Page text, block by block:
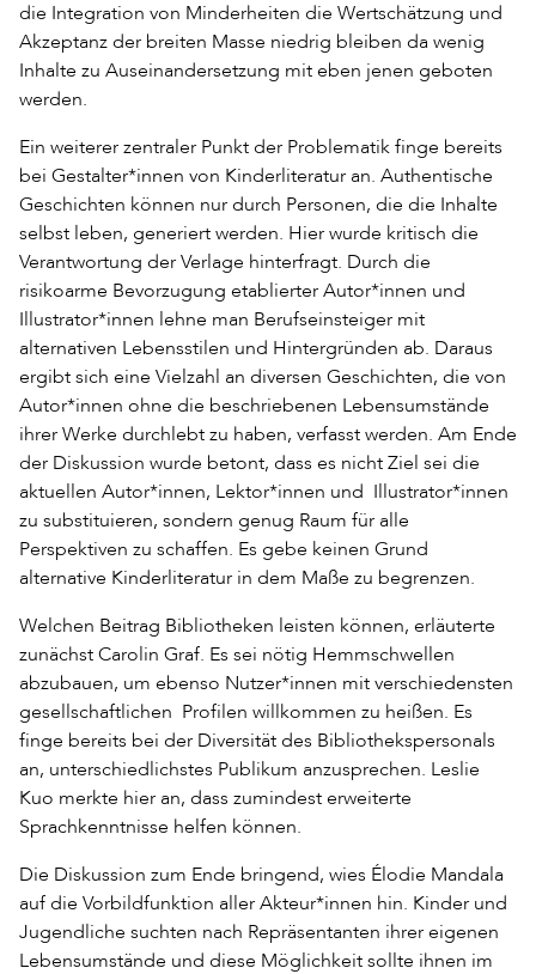
die Integration von Minderheiten die Wertschätzung und
Akzeptanz der breiten Masse niedrig bleiben da wenig
Inhalte zu Auseinandersetzung mit eben jenen geboten
werden.
Ein weiterer zentraler Punkt der Problematik finge bereits
bei Gestalter*innen von Kinderliteratur an. Authentische
Geschichten können nur durch Personen, die die Inhalte
selbst leben, generiert werden. Hier wurde kritisch die
Verantwortung der Verlage hinterfragt. Durch die
risikoarme Bevorzugung etablierter Autor*innen und
Illustrator*innen lehne man Berufseinsteiger mit
alternativen Lebensstilen und Hintergründen ab. Daraus
ergibt sich eine Vielzahl an diversen Geschichten, die von
Autor*innen ohne die beschriebenen Lebensumstände
ihrer Werke durchlebt zu haben, verfasst werden. Am Ende
der Diskussion wurde betont, dass es nicht Ziel sei die
aktuellen Autor*innen, Lektor*innen und Illustrator*innen
zu substituieren, sondern genug Raum für alle
Perspektiven zu schaffen. Es gebe keinen Grund
alternative Kinderliteratur in dem Maße zu begrenzen.
Welchen Beitrag Bibliotheken leisten können, erläuterte
zunächst Carolin Graf. Es sei nötig Hemmschwellen
abzubauen, um ebenso Nutzer*innen mit verschiedensten
gesellschaftlichen Profilen willkommen zu heißen. Es
finge bereits bei der Diversität des Bibliothekspersonals
an, unterschiedlichstes Publikum anzusprechen. Leslie
Kuo merkte hier an, dass zumindest erweiterte
Sprachkenntnisse helfen können.
Die Diskussion zum Ende bringend, wies Élodie Mandala
auf die Vorbildfunktion aller Akteur*innen hin. Kinder und
Jugendliche suchten nach Repräsentanten ihrer eigenen
Lebensumstände und diese Möglichkeit sollte ihnen im